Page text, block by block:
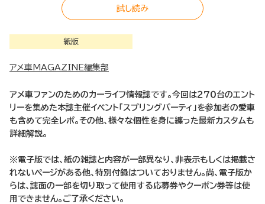
試し読み
紙版
アメ車MAGAZINE編集部
アメ車ファンのためのカーライフ情報誌です。今回は２７０台のエント
リーを集めた本誌主催イベント「スプリングパーティ」を参加者の愛車
も含めて完全レポ。その他、様々な個性を身に纏った最新カスタムも
詳細解説。
※電子版では、紙の雑誌と内容が一部異なり、非表示もしくは掲載さ
れないページがある他、特別付録はついておりません。尚、電子版か
らは、誌面の一部を切り取って使用する応募券やクーポン券等は使
用できません。ご了承ください。